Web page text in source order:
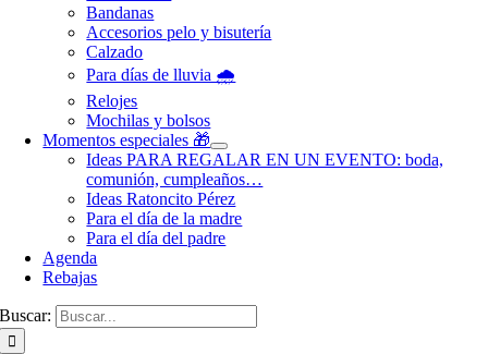
Bandanas
Accesorios pelo y bisutería
Calzado
Para días de lluvia 🌧️
Relojes
Mochilas y bolsos
Momentos especiales 🎁
Ideas PARA REGALAR EN UN EVENTO: boda,
comunión, cumpleaños…
Ideas Ratoncito Pérez
Para el día de la madre
Para el día del padre
Agenda
Rebajas
Buscar: